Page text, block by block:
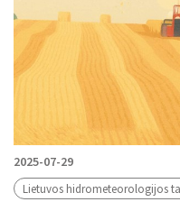
2025-07-29
Lietuvos hidrometeorologijos